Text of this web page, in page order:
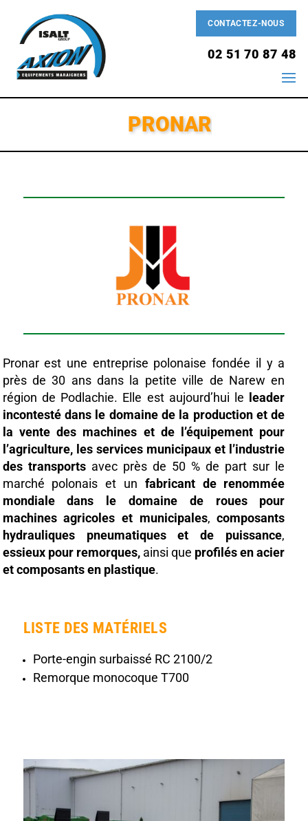
CONTACTEZ-NOUS
02 51 70 87 48
PRONAR
Pronar est une entreprise polonaise fondée il y a
près de 30 ans dans la petite ville de Narew en
région de Podlachie. Elle est aujourd’hui le leader
incontesté dans le domaine de la production et de
la vente des machines et de l’équipement pour
l’agriculture, les services municipaux et l’industrie
des transportsavec près de 50 % de part sur le
marché polonais et un fabricant de renommée
mondiale dans
le domaine de
roues pour
machines agricoles et municipales, composants
hydrauliques pneumatiques et de puissance,
essieux pour remorques,ainsi que profilés en acier
et composants en plastique.
LISTE DES MATÉRIELS
Porte-engin surbaissé RC 2100/2
Remorque monocoque T700